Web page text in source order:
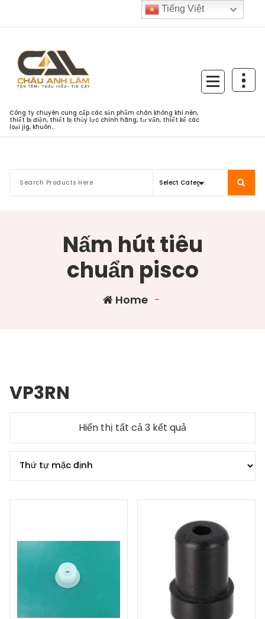
Công ty chuyên cung cấp các sản phẩm chân không khí nén,
thiết bị điện, thiết bị thủy lực chính hãng, tư vấn, thiết kế các
loại jig, khuôn...
Nấm hút tiêu
chuẩn pisco
Home -
VP3RN
Hiển thị tất cả 3 kết quả
Tiếng Việt